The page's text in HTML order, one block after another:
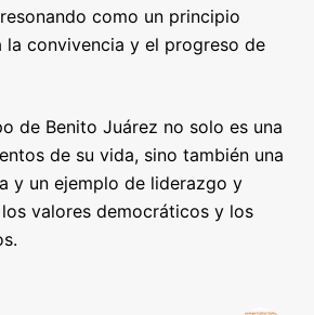
como un principio
la convivencia y el progreso de
de Benito Juárez no solo es una
de su vida, sino también una
y un ejemplo de liderazgo y
valores democráticos y los